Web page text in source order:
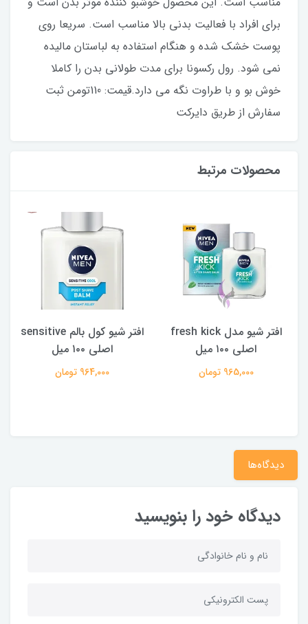
برای افراد با فعالیت بدنی بالا مناسب است. سریعا روی
پوست خشک شده و هنگام استفاده به لباستان مالیده
نمی ‌شود. رول رکسونا برای مدت طولانی بدن را کاملا
خوش بو و با طراوت نگه می دارد.قیمت: 110تومن ثبت
سفارش از طریق دایرکت
محصولات مرتبط
افتر شیو مدل fresh kick
اصلی ۱۰۰ میل
965,000 تومان
افتر شیو کول بالم sensitive
اصلی ۱۰۰ میل
964,000 تومان
دیدگاه‌ها
دیدگاه خود را بنویسید